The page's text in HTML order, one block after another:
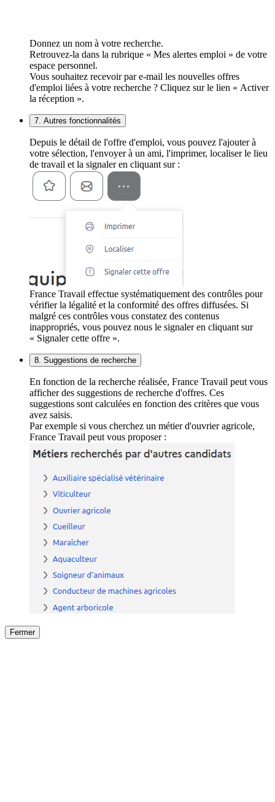
Donnez un nom à votre recherche.
Retrouvez-la dans la rubrique « Mes alertes emploi » de votre
espace personnel.
Vous souhaitez recevoir par e-mail les nouvelles offres
d'emploi liées à votre recherche ? Cliquez sur le lien « Activer
la réception ».
7. Autres fonctionnalités
Depuis le détail de l'offre d'emploi, vous pouvez l'ajouter à
votre sélection, l'envoyer à un ami, l'imprimer, localiser le lieu
de travail et la signaler en cliquant sur :
France Travail effectue systématiquement des contrôles pour
vérifier la légalité et la conformité des offres diffusées. Si
malgré ces contrôles vous constatez des contenus
inappropriés, vous pouvez nous le signaler en cliquant sur
« Signaler cette offre ».
8. Suggestions de recherche
En fonction de la recherche réalisée, France Travail peut vous
afficher des suggestions de recherche d'offres. Ces
suggestions sont calculées en fonction des critères que vous
avez saisis.
Par exemple si vous cherchez un métier d'ouvrier agricole,
France Travail peut vous proposer :
Fermer